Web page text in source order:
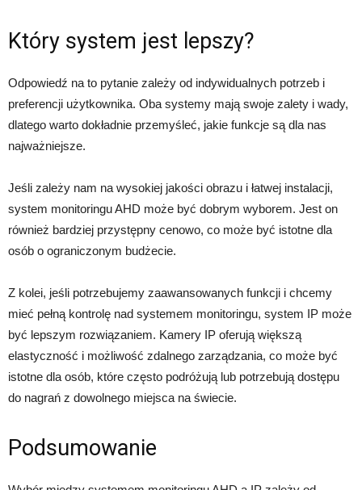
Który system jest lepszy?
Odpowiedź na to pytanie zależy od indywidualnych potrzeb i
preferencji użytkownika. Oba systemy mają swoje zalety i wady,
dlatego warto dokładnie przemyśleć, jakie funkcje są dla nas
najważniejsze.
Jeśli zależy nam na wysokiej jakości obrazu i łatwej instalacji,
system monitoringu AHD może być dobrym wyborem. Jest on
również bardziej przystępny cenowo, co może być istotne dla
osób o ograniczonym budżecie.
Z kolei, jeśli potrzebujemy zaawansowanych funkcji i chcemy
mieć pełną kontrolę nad systemem monitoringu, system IP może
być lepszym rozwiązaniem. Kamery IP oferują większą
elastyczność i możliwość zdalnego zarządzania, co może być
istotne dla osób, które często podróżują lub potrzebują dostępu
do nagrań z dowolnego miejsca na świecie.
Podsumowanie